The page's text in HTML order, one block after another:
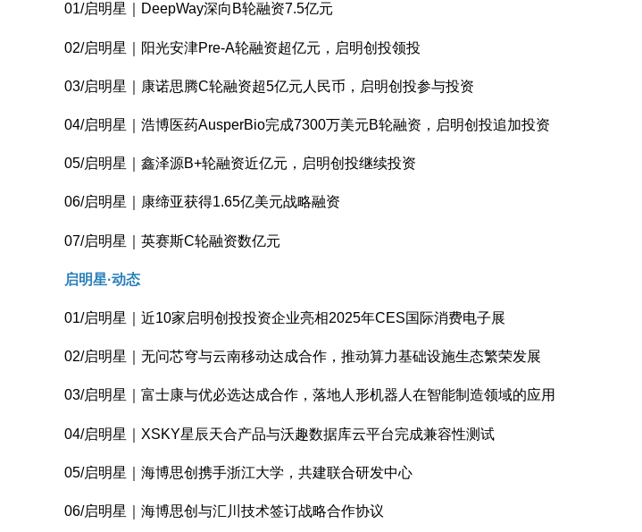
01/启明星｜DeepWay深向B轮融资7.5亿元
02/启明星｜阳光安津Pre-A轮融资超亿元，启明创投领投
03/启明星｜康诺思腾C轮融资超5亿元人民币，启明创投参与投资
04/启明星｜浩博医药AusperBio完成7300万美元B轮融资，启明创投追加投资
05/启明星｜鑫泽源B+轮融资近亿元，启明创投继续投资
06/启明星｜康缔亚获得1.65亿美元战略融资
07/启明星｜英赛斯C轮融资数亿元
启明星·动态
01/启明星｜近10家启明创投投资企业亮相2025年CES国际消费电子展
02/启明星｜无问芯穹与云南移动达成合作，推动算力基础设施生态繁荣发展
03/启明星｜富士康与优必选达成合作，落地人形机器人在智能制造领域的应用
04/启明星｜XSKY星辰天合产品与沃趣数据库云平台完成兼容性测试
05/启明星｜海博思创携手浙江大学，共建联合研发中心
06/启明星｜海博思创与汇川技术签订战略合作协议